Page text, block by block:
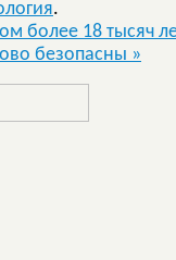
.
более 18 тысяч
безопасны »